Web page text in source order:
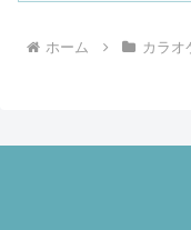
ホーム カラオ